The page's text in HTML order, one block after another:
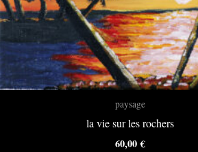
paysage
la vie sur les rochers
60,00€